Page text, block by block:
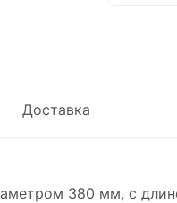
Доставка
380 мм, с